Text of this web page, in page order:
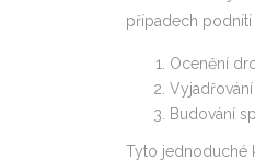
případech podnítí
Ocenění
Vyjadřování
Budování
Tyto jednoduché